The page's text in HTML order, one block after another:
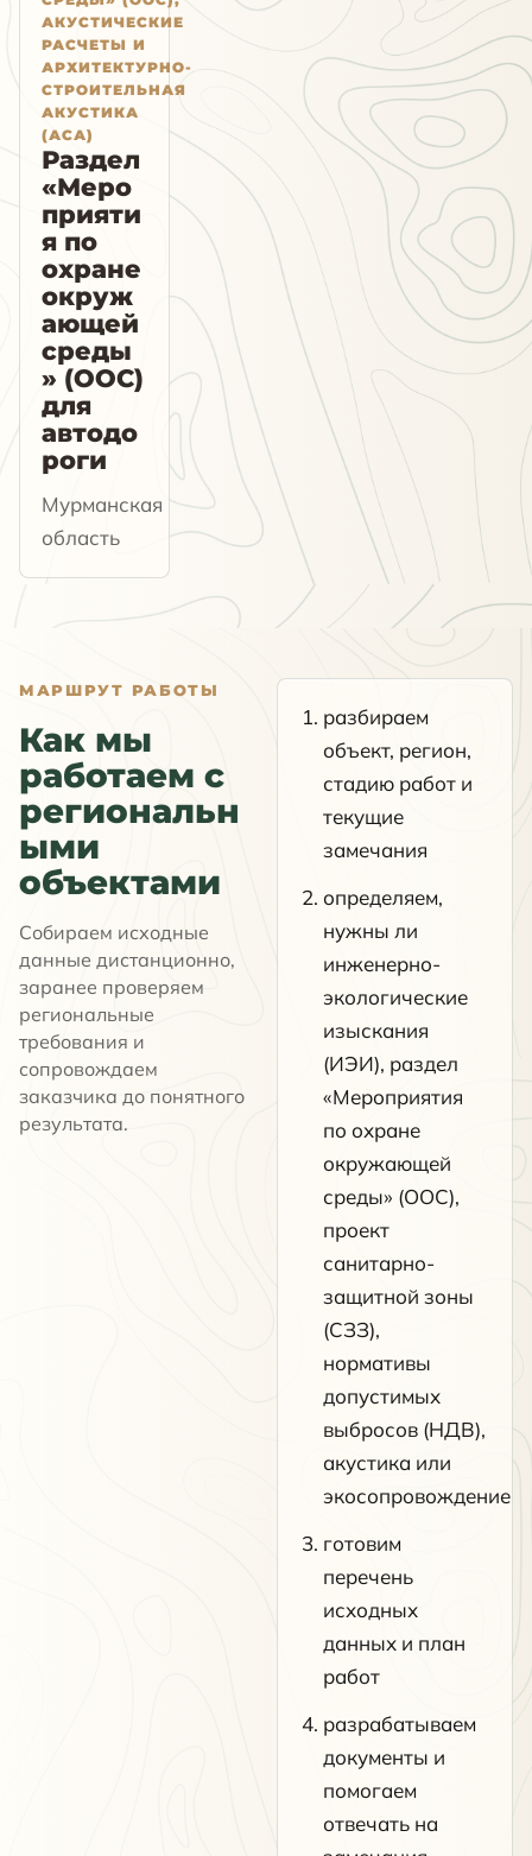
АКУСТИЧЕСКИЕ
РАСЧЕТЫ И
АРХИТЕКТУРНО-
СТРОИТЕЛЬНАЯ
АКУСТИКА
(АСА)
Раздел
«Меро
прияти
я по
охране
окруж
ающей
среды
» (ООС)
для
автодо
роги
Мурманская
область
МАРШРУТ РАБОТЫ
Как мы
работаем с
региональн
ыми
объектами
Собираем исходные
данные дистанционно,
заранее проверяем
региональные
требования и
сопровождаем
заказчика до понятного
результата.
разбираем
объект, регион,
стадию работ и
текущие
замечания
определяем,
нужны ли
инженерно-
экологические
изыскания
(ИЭИ), раздел
«Мероприятия
по охране
окружающей
среды» (ООС),
проект
санитарно-
защитной зоны
(СЗЗ),
нормативы
допустимых
выбросов (НДВ),
акустика или
экосопровождение
готовим
перечень
исходных
данных и план
работ
разрабатываем
документы и
помогаем
отвечать на